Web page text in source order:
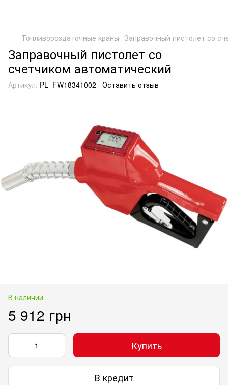
Топливороздаточные краны Заправочный пистолет со
Заправочный пистолет со
счетчиком автоматический
Артикул: PL_FW18341002 Оставить отзыв
В наличии
5 912 грн
Купить
В кредит